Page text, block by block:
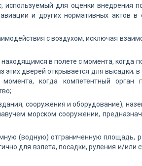
используемый для оценки внедрения
и других нормативных актов в
с воздухом, исключая
в полете с момента, когда
дверей открывается для высадки;
когда компетентный орган
сооружения и оборудование),
морском сооружении,
(водную) отграниченную площадь,
для взлета, посадки, руления и/или